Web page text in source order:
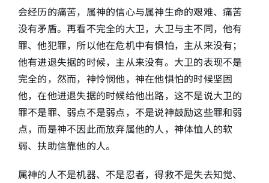
会经历的痛苦，属神的信心与属神生命的艰难、痛苦
没有矛盾。再看不完全的大卫，大卫与主不同，他有
罪、他犯罪，所以他在危机中有惧怕，主从来没有；
他有进退失据的时候，主从来没有。大卫的表现不是
完全的，然而，神怜悯他，神在他惧怕的时候坚固
他，在他进退失据的时候给他出路，这不是说大卫的
罪不是罪、弱点不是弱点，不是说神鼓励这些罪和弱
点，而是神不因此而放弃属他的人，神体恤人的软
弱、扶助信靠他的人。
属神的人不是机器、不是忍者，得救不是失去知觉、